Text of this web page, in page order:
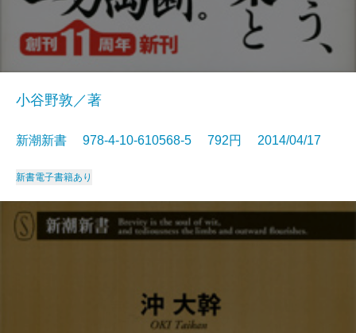
小谷野敦／著
新潮新書 978-4-10-610568-5 792円 2014/04/17
新書電子書籍あり